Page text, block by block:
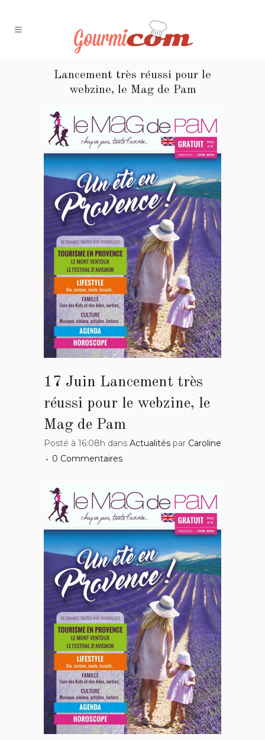
Lancement très réussi pour le
webzine, le Mag de Pam
17 Juin Lancement très
réussi pour le webzine, le
Mag de Pam
Posté à 16:08h dans Actualités par Caroline
0 Commentaires